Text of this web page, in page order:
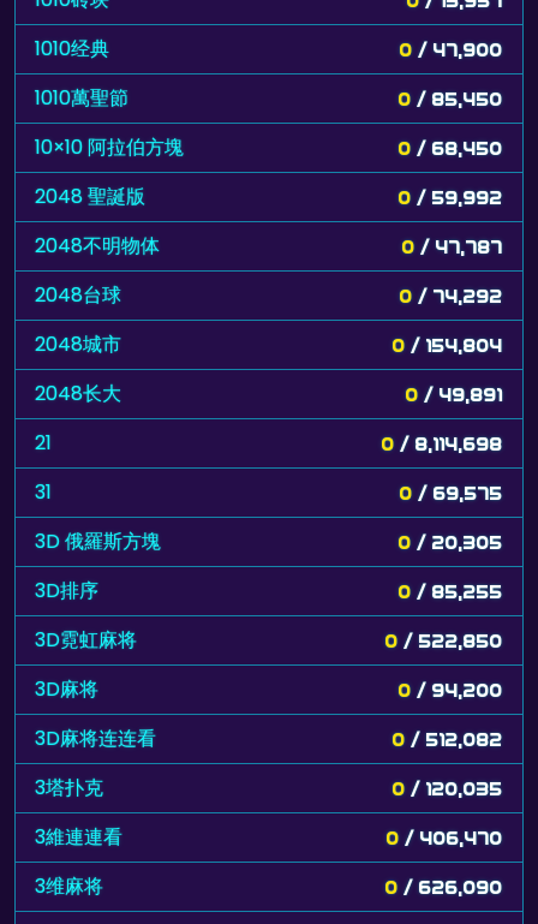
1010经典 0 / 47,900
1010萬聖節 0 / 85,450
10×10 阿拉伯方塊 0 / 68,450
2048 聖誕版 0 / 59,992
2048不明物体 0 / 47,787
2048台球 0 / 74,292
2048城市 0 / 154,804
2048长大 0 / 49,891
21 0 / 8,114,698
31 0 / 69,575
3D 俄羅斯方塊 0 / 20,305
3D排序 0 / 85,255
3D霓虹麻将 0 / 522,850
3D麻将 0 / 94,200
3D麻将连连看 0 / 512,082
3塔扑克 0 / 120,035
3維連連看 0 / 406,470
3维麻将 0 / 626,090